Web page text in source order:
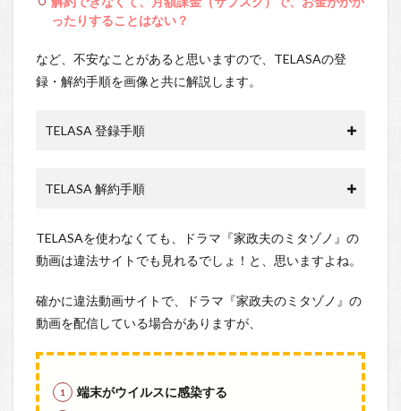
ったりすることはない？
など、不安なことがあると思いますので、TELASAの登
録・解約手順を画像と共に解説します。
TELASA 登録手順
TELASA 解約手順
TELASAを使わなくても、ドラマ『家政夫のミタゾノ』の
動画は違法サイトでも見れるでしょ！と、思いますよね。
確かに違法動画サイトで、ドラマ『家政夫のミタゾノ』の
動画を配信している場合がありますが、
端末がウイルスに感染する